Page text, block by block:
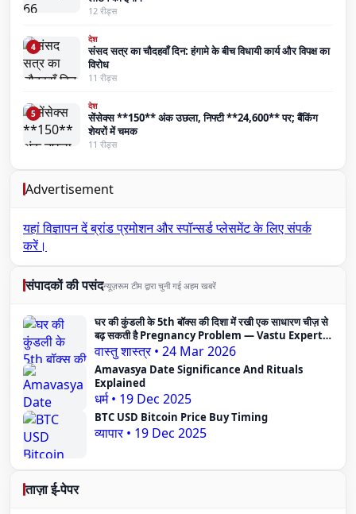
12 रीड्स
4
देश
संसद सत्र का चौदहवाँ दिन: हंगामे के बीच विधायी कार्य और विपक्ष का
विरोध
11 रीड्स
5
देश
सेंसेक्स **150** अंक उछला, निफ्टी **24,600** पर; बैंकिंग
शेयरों में चमक
11 रीड्स
Advertisement
यहां विज्ञापन देंब्रांड प्रमोशन और स्पॉन्सर्ड प्लेसमेंट के लिए संपर्क
करें।
संपादकों की पसंदन्यूज़रूम टीम द्वारा चुनी गई अहम खबरें
घर की कुंडली के 5th बॉक्स की दिशा में रखी एक साधारण चीज़ से
बढ़ सकती है Pregnancy Problem — Vastu Expert
का दावा
वास्तु शास्त्र • 24 Mar 2026
Amavasya Date Significance And Rituals
Explained
धर्म • 19 Dec 2025
BTC USD Bitcoin Price Buy Timing
व्यापार • 19 Dec 2025
ताज़ा ई-पेपर